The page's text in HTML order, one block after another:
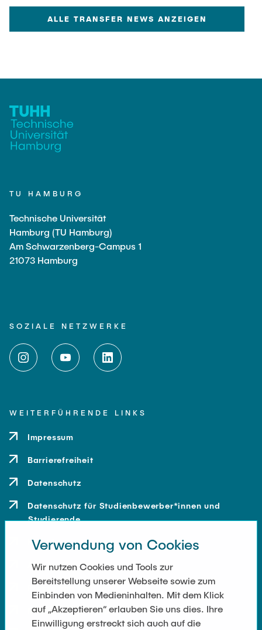
ALLE TRANSFER NEWS ANZEIGEN
TU HAMBURG
Technische Universität
Hamburg (TU Hamburg)
Am Schwarzenberg-Campus 1
21073 Hamburg
SOZIALE NETZWERKE
WEITERFÜHRENDE LINKS
Impressum
Barrierefreiheit
Datenschutz
Datenschutz für Studienbewerber*innen und
Studierende
Kontakt
Anfahrt
Presse und Medien
Merchandise-Shop
Verwendung von Cookies
Wir nutzen Cookies und Tools zur
Bereitstellung unserer Webseite sowie zum
Einbinden von Medieninhalten. Mit dem Klick
auf „Akzeptieren“ erlauben Sie uns dies. Ihre
Einwilligung erstreckt sich auch auf die